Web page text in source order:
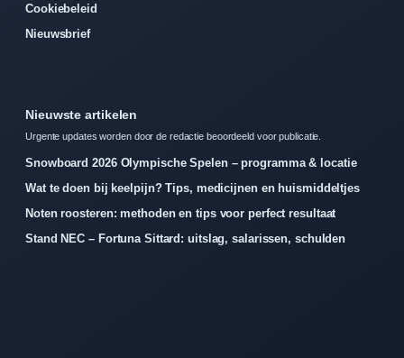
Cookiebeleid
Nieuwsbrief
Nieuwste artikelen
Urgente updates worden door de redactie beoordeeld voor publicatie.
Snowboard 2026 Olympische Spelen – programma & locatie
Wat te doen bij keelpijn? Tips, medicijnen en huismiddeltjes
Noten roosteren: methoden en tips voor perfect resultaat
Stand NEC – Fortuna Sittard: uitslag, salarissen, schulden